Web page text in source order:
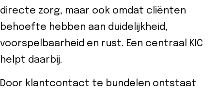
directe zorg, maar ook omdat cliënten
behoefte hebben aan duidelijkheid,
voorspelbaarheid en rust. Een centraal KIC
helpt daarbij.
Door klantcontact te bundelen ontstaat